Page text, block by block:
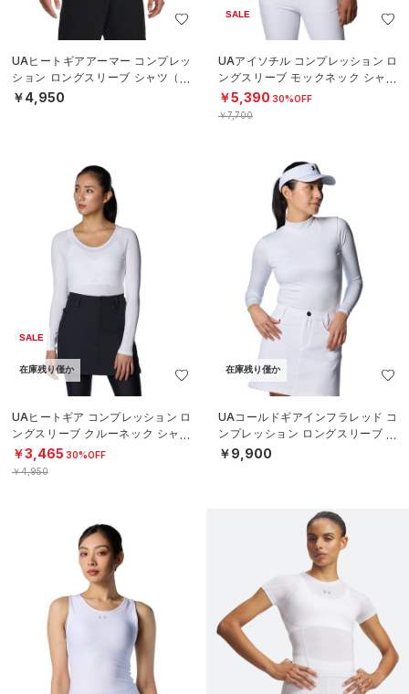
UAヒートギアアーマー コンプレッ
ション ロングスリーブ シャツ（ト
レーニング/MEN）
￥4,950
SALE
UAアイソチル コンプレッション ロ
ングスリーブ モックネック シャツ
（ゴルフ/WOMEN）
￥5,390 30%OFF
￥7,700
SALE
在庫残り僅か
UAヒートギア コンプレッション ロ
ングスリーブ クルーネック シャツ
（ゴルフ/WOMEN）
￥3,465 30%OFF
￥4,950
在庫残り僅か
UAコールドギアインフラレッド コ
ンプレッション ロングスリーブ モ
ックネック シャツ（ゴルフ/WOME
￥9,900